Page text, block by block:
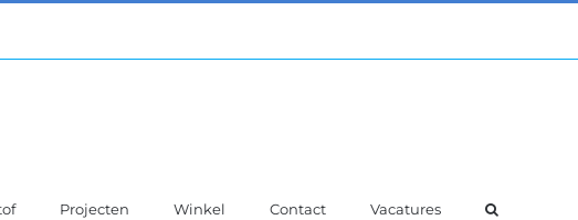
Projecten Winkel Contact Vacatures